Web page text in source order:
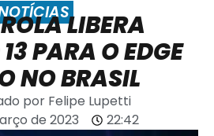
LIBERA
PARA O EDGE
NO BRASIL
porFelipe Lupetti
de 2023
22:42